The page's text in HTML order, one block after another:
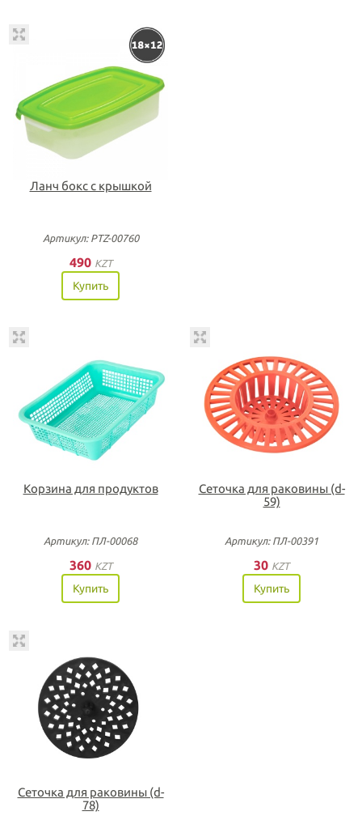
Ланч бокс с крышкой
Артикул: PTZ-00760
490 KZT
Купить
Корзина для продуктов
Артикул: ПЛ-00068
360 KZT
Купить
Сеточка для раковины (d-
59)
Артикул: ПЛ-00391
30 KZT
Купить
Сеточка для раковины (d-
78)